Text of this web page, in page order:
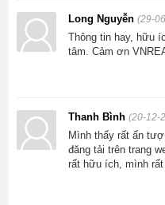
Long Nguyễn(29-
Thông tin hay, hữu
tâm. Cảm ơn
Thanh Bình(20-12-
Mình thấy rất ấn
đăng tải trên trang
rất hữu ích, mình